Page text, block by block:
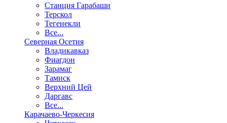
Станция Гарабаши
Терскол
Тегенекли
Все...
Северная Осетия
Владикавказ
Фиагдон
Зарамаг
Тамиск
Верхний Цей
Даргавс
Все...
Карачаево-Черкесия